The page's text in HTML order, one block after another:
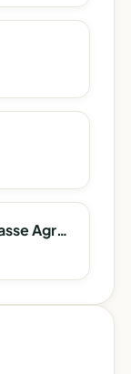
Association Communale De Chasse Agreee D'albiez-Le Jeune